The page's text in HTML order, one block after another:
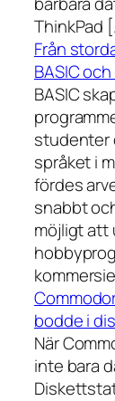
ThinkPad
Från
BASIC och
BASIC
studenter
språket i
fördes
snabbt
möjligt att
bodde i
När
inte bara